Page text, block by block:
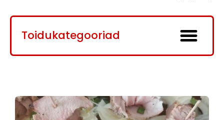
Toidukategooriad